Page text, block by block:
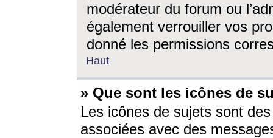
modérateur du forum ou
également verrouiller vos
donné les permissions
Haut
» Que sont les icônes de
Les icônes de sujets sont
associées avec des